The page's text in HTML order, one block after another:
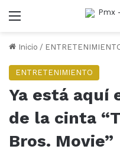
Menu
Inicio /
ENTRETENIMIENTO
Ya está
de la cinta
Bros. Movie”